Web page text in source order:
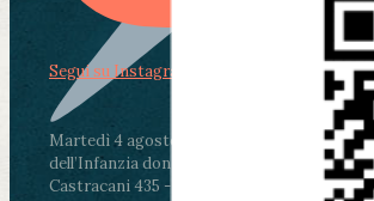
Martedì 4 agosto2026
ore 11:30 - Lucca,
dell’Infanzia don Aldo Mei - Viale Castruccio
Castracani 435 - Inaugurazione murales in
Segui su Instagram